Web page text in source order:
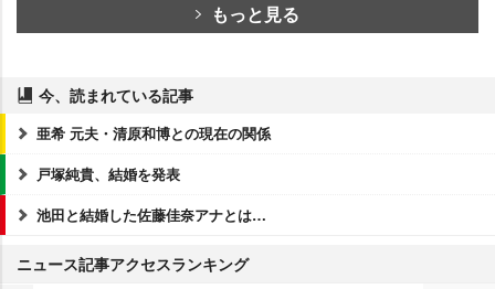
もっと見る
今、読まれている記事
亜希 元夫・清原和博との現在の関係
戸塚純貴、結婚を発表
池田と結婚した佐藤佳奈アナとは…
ニュース記事アクセスランキング